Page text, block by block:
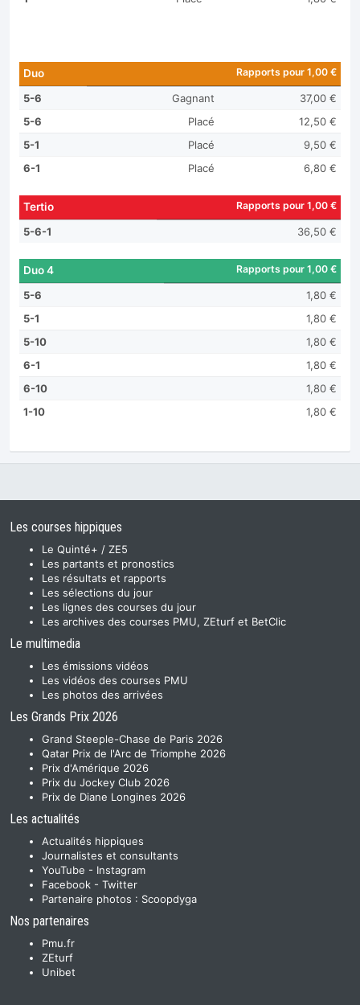
Duo Rapports pour 1,00 €
5-6 Gagnant
37,00 €
5-6
Placé
12,50 €
5-1
Placé
9,50 €
6-1
Placé 6,80 €
Tertio Rapports pour 1,00 €
5-6-1 36,50 €
Duo 4 Rapports pour 1,00 €
5-6
1,80 €
5-1
1,80 €
5-10
1,80 €
6-1
1,80 €
6-10
1,80 €
1-10
1,80 €
Les courses hippiques
Le Quinté+ / ZE5
Les partants et pronostics
Les résultats et rapports
Les sélections du jour
Les lignes des courses du jour
Les archives des courses PMU, ZEturf et BetClic
Le multimedia
Les émissions vidéos
Les vidéos des courses PMU
Les photos des arrivées
Les Grands Prix 2026
Grand Steeple-Chase de Paris 2026
Qatar Prix de l'Arc de Triomphe 2026
Prix d'Amérique 2026
Prix du Jockey Club 2026
Prix de Diane Longines 2026
Les actualités
Actualités hippiques
Journalistes et consultants
YouTube - Instagram
Facebook - Twitter
Partenaire photos : Scoopdyga
Nos partenaires
Pmu.fr
ZEturf
Unibet